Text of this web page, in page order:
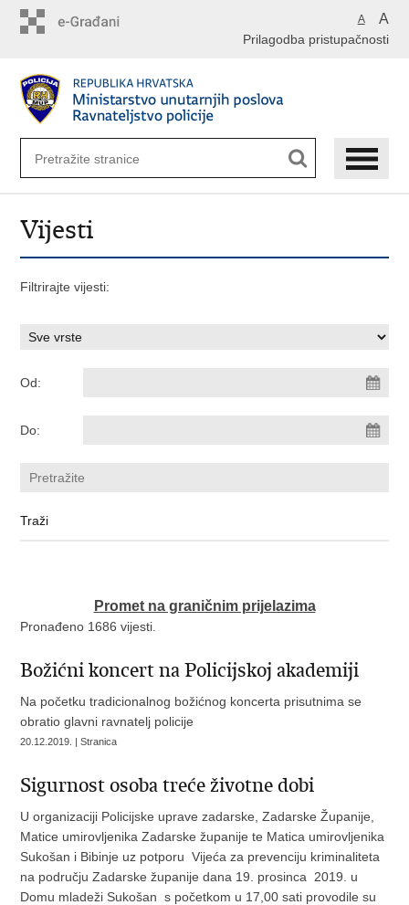
A A
Prilagodba pristupačnosti
Vijesti
Filtrirajte vijesti:
Od:
Do:
Promet na graničnim prijelazima
Pronađeno 1686 vijesti.
Božićni koncert na Policijskoj akademiji
Na početku tradicionalnog božićnog koncerta prisutnima se
obratio glavni ravnatelj policije
20.12.2019. | Stranica
Sigurnost osoba treće životne dobi
U organizaciji Policijske uprave zadarske, Zadarske Županije,
Matice umirovljenika Zadarske županije te Matica umirovljenika
Sukošan i Bibinje uz potporu Vijeća za prevenciju kriminaliteta
na području Zadarske županije dana 19. prosinca 2019. u
Domu mladeži Sukošan s početkom u 17,00 sati provodile su